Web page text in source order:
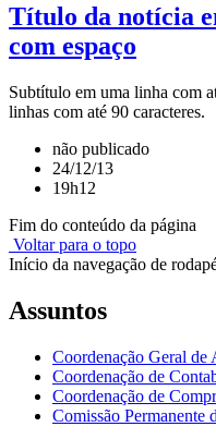
Título da notícia
com espaço
Subtítulo em uma linha com
linhas com até 90 caracteres.
não publicado
24/12/13
19h12
Fim do conteúdo da página
Voltar para o topo
Início da navegação de
Assuntos
Coordenação Geral
Coordenação de
Coordenação de
Comissão Permanente